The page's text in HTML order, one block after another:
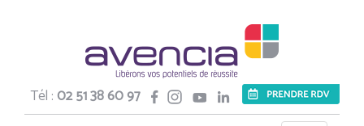
Tél :02 51 38 60 97